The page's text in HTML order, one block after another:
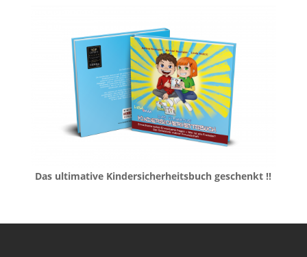
Das ultimative Kindersicherheitsbuch geschenkt !!